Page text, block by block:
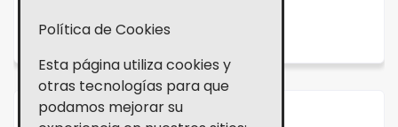
NOVEDADES
Política de Cookies
Esta página utiliza cookies y
otras tecnologías para que
podamos mejorar su